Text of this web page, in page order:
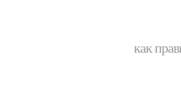
как